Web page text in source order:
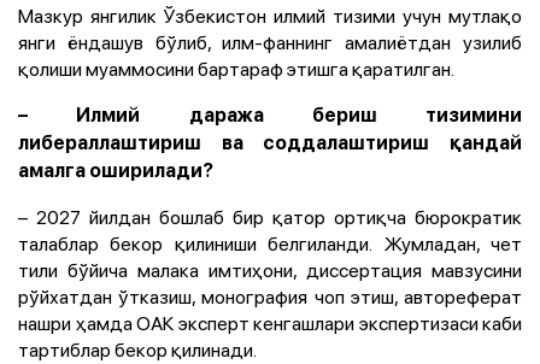
Мазкур янгилик Ўзбекистон илмий тизими учун мутлақо
янги ёндашув бўлиб, илм-фаннинг амалиётдан узилиб
қолиши муаммосини бартараф этишга қаратилган.
– Илмий даража бериш тизимини
либераллаштириш ва соддалаштириш қандай
амалга оширилади?
– 2027 йилдан бошлаб бир қатор ортиқча бюрократик
талаблар бекор қилиниши белгиланди. Жумладан, чет
тили бўйича малака имтиҳони, диссертация мавзусини
рўйхатдан ўтказиш, монография чоп этиш, автореферат
нашри ҳамда ОАК эксперт кенгашлари экспертизаси каби
тартиблар бекор қилинади.